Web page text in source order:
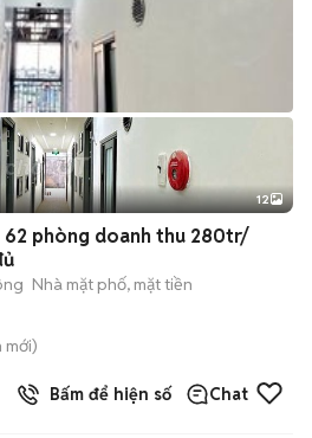
+2
12
Nhà mặt phố, mặt tiền
mới)
Bấm để hiện số Chat